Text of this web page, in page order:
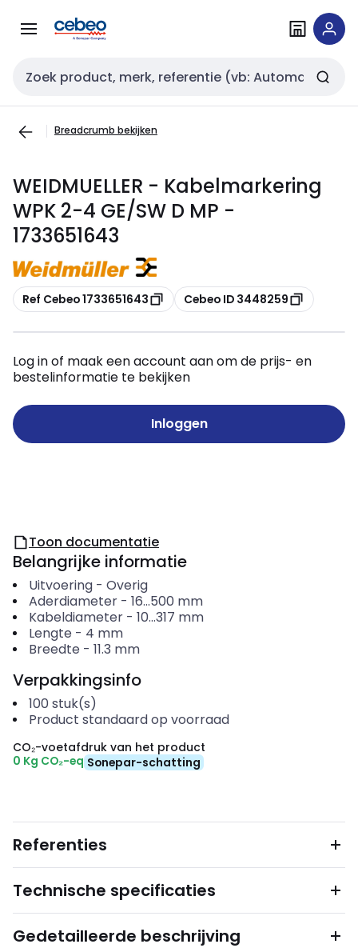
naar
naar
Zoekveld invoer
Breadcrumb bekijken
WEIDMUELLER - Kabelmarkering
WPK 2-4 GE/SW D MP -
1733651643
Kopiëren
Ref Cebeo 1733651643 Kopiëren
Cebeo ID 3448259
Log in of maak een account aan om de prijs- en
bestelinformatie te bekijken
Inloggen
Toon documentatie
Belangrijke informatie
Uitvoering- Overig
Aderdiameter- 16...500 mm
Kabeldiameter- 10...317 mm
Lengte - 4 mm
Breedte - 11.3 mm
Verpakkingsinfo
100 stuk(s)
Product standaard op voorraad
CO₂-voetafdruk van het product
0 Kg CO₂-eq Sonepar-schatting
Referenties
Technische specificaties
Gedetailleerde beschrijving